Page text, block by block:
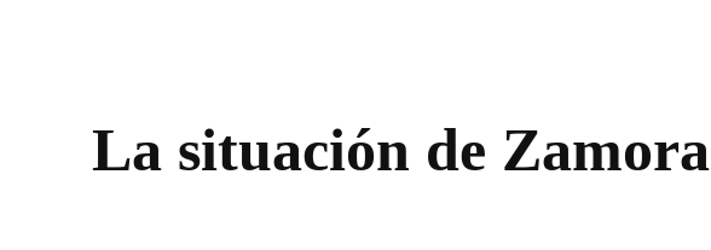
La situación de Zamora